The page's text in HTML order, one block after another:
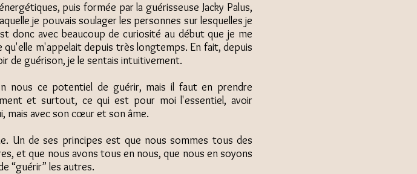
puis formée par la guérisseuse Jacky Palus,
je pouvais soulager les personnes sur lesquelles je
donc avec beaucoup de curiosité au début que je me
m'appelait depuis très longtemps. En fait, depuis
de guérison, je le sentais intuitivement.
nous ce potentiel de guérir, mais il faut en prendre
et surtout, ce qui est pour moi l'essentiel, avoir
mais avec son cœur et son âme.
Un de ses principes est que nous sommes tous des
et que nous avons tous en nous, que nous en soyons
“guérir” les autres.